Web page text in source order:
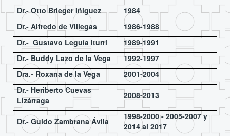
Dr.- Otto Brieger Iñiguez
1984
Dr.- Alfredo de Villegas
1986-1988
Dr.- Gustavo Leguía Iturri
1989-1991
Dr.- Buddy Lazo de la Vega
1992-1997
Dra.- Roxana de la Vega
2001-2004
Dr.- Heriberto Cuevas
Lizárraga
2008-2013
Dr.- Guido Zambrana Ávila
1998-2000 - 2005-2007 y
2014 al 2017